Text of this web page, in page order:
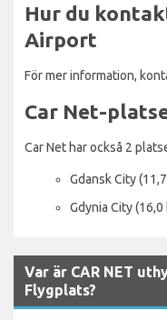
Hur du
Airport
För mer information,
Car Net-
Car Net har också 2
Gdansk City
Gdynia City (16,0
Var är CAR NET
Flygplats?